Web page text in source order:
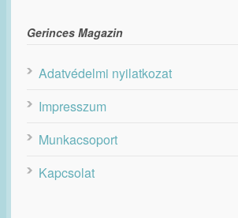
Gerinces Magazin
Adatvédelmi nyilatkozat
Impresszum
Munkacsoport
Kapcsolat